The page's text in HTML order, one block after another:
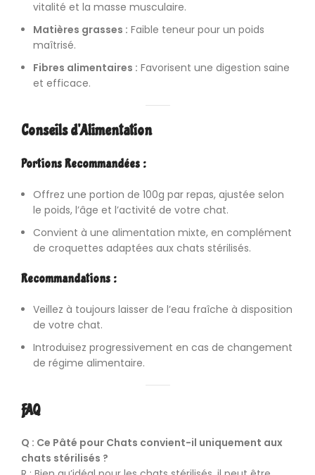
vitalité et la masse musculaire.
Matières grasses : Faible teneur pour un poids
maîtrisé.
Fibres alimentaires : Favorisent une digestion saine
et efficace.
Conseils d’Alimentation
Portions Recommandées :
Offrez une portion de 100g par repas, ajustée selon
le poids, l’âge et l’activité de votre chat.
Convient à une alimentation mixte, en complément
de croquettes adaptées aux chats stérilisés.
Recommandations :
Veillez à toujours laisser de l’eau fraîche à disposition
de votre chat.
Introduisez progressivement en cas de changement
de régime alimentaire.
FAQ
Q : Ce Pâté pour Chats convient-il uniquement aux
chats stérilisés ?